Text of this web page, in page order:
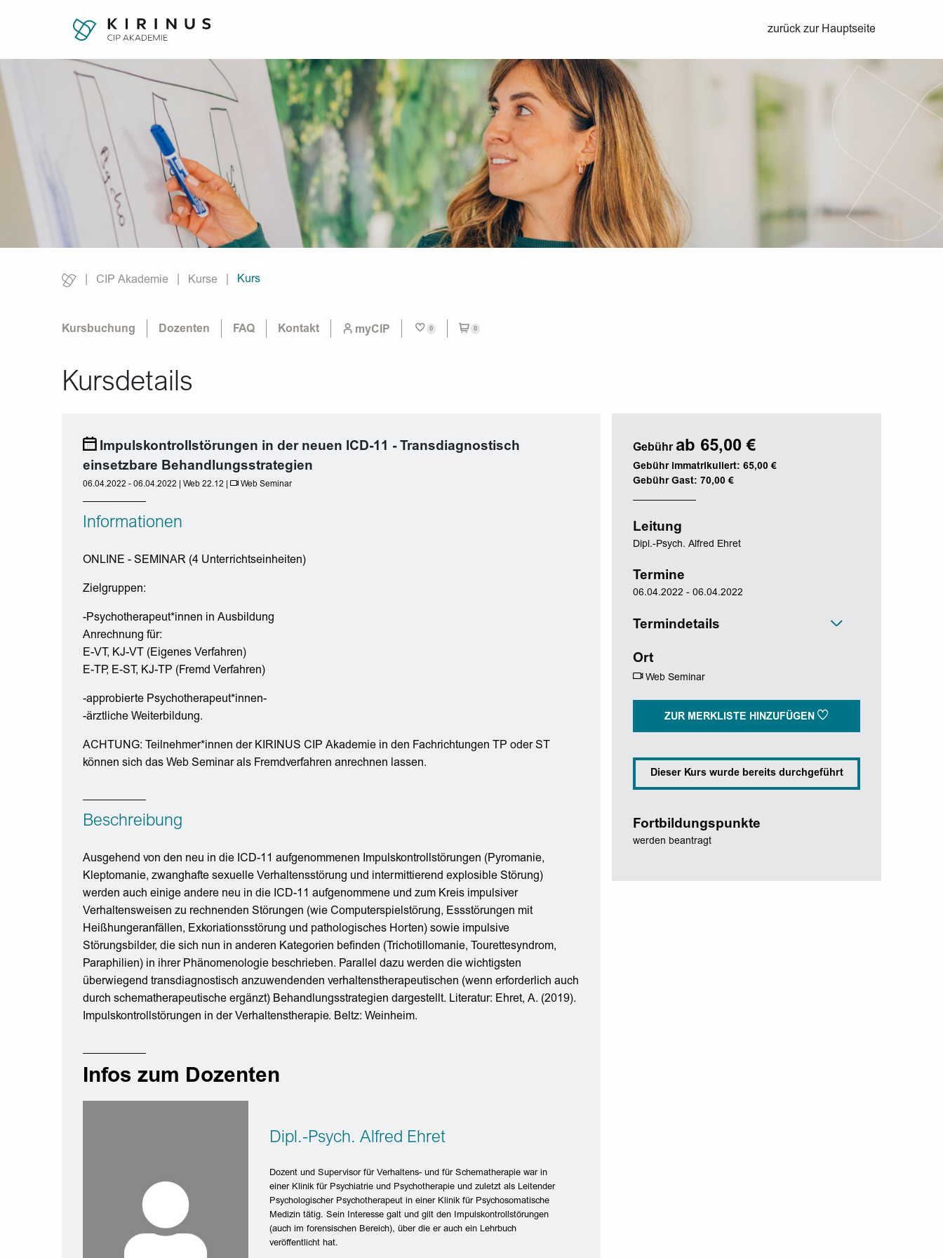
zurück zur Hauptseite
CIP Akademie Kurse
Current:
Kurs
Kursbuchung Dozenten FAQ Kontakt myCIP 0 0
Kursdetails
Impulskontrollstörungen in der neuen ICD-11 - Transdiagnostisch
einsetzbare Behandlungsstrategien
06.04.2022 - 06.04.2022 | Web 22.12 | Web Seminar
Informationen
ONLINE - SEMINAR (4 Unterrichtseinheiten)
Zielgruppen:
-Psychotherapeut*innen in Ausbildung
Anrechnung für:
E-VT, KJ-VT (Eigenes Verfahren)
E-TP, E-ST, KJ-TP (Fremd Verfahren)
-approbierte Psychotherapeut*innen-
-ärztliche Weiterbildung.
ACHTUNG: Teilnehmer*innen der KIRINUS CIP Akademie in den Fachrichtungen TP oder ST
können sich das Web Seminar als Fremdverfahren anrechnen lassen.
Beschreibung
Ausgehend von den neu in die ICD-11 aufgenommenen Impulskontrollstörungen (Pyromanie,
Kleptomanie, zwanghafte sexuelle Verhaltensstörung und intermittierend explosible Störung)
werden auch einige andere neu in die ICD-11 aufgenommene und zum Kreis impulsiver
Verhaltensweisen zu rechnenden Störungen (wie Computerspielstörung, Essstörungen mit
Heißhungeranfällen, Exkoriationsstörung und pathologisches Horten) sowie impulsive
Störungsbilder, die sich nun in anderen Kategorien befinden (Trichotillomanie, Tourettesyndrom,
Paraphilien) in ihrer Phänomenologie beschrieben. Parallel dazu werden die wichtigsten
überwiegend transdiagnostisch anzuwendenden verhaltenstherapeutischen (wenn erforderlich auch
durch schematherapeutische ergänzt) Behandlungsstrategien dargestellt. Literatur: Ehret, A. (2019).
Impulskontrollstörungen in der Verhaltenstherapie. Beltz: Weinheim.
Infos zum Dozenten
Dipl.-Psych. Alfred Ehret
Dozent und Supervisor für Verhaltens- und für Schematherapie war in
einer Klinik für Psychiatrie und Psychotherapie und zuletzt als Leitender
Psychologischer Psychotherapeut in einer Klinik für Psychosomatische
Medizin tätig. Sein Interesse galt und gilt den Impulskontrollstörungen
(auch im forensischen Bereich), über die er auch ein Lehrbuch
veröffentlicht hat.
Gebühr ab 65,00 €
Gebühr immatrikuliert: 65,00 €
Gebühr Gast: 70,00 €
Leitung
Dipl.-Psych. Alfred Ehret
Termine
06.04.2022 - 06.04.2022
Termindetails
Ort
Web Seminar
ZUR MERKLISTE HINZUFÜGEN
Dieser Kurs wurde bereits durchgeführt
Fortbildungspunkte
werden beantragt